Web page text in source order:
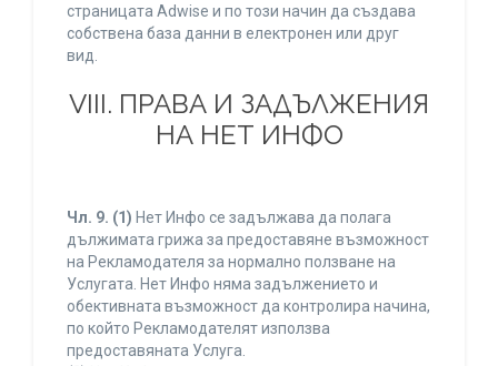
страницата Adwise и по този начин да създава
собствена база данни в електронен или друг
вид.
VIII. ПРАВА И ЗАДЪЛЖЕНИЯ
НА НЕТ ИНФО
Чл. 9. (1) Нет Инфо се задължава да полага
дължимата грижа за предоставяне възможност
на Рекламодателя за нормално ползване на
Услугата. Нет Инфо няма задължението и
обективната възможност да контролира начина,
по който Рекламодателят използва
предоставяната Услуга.